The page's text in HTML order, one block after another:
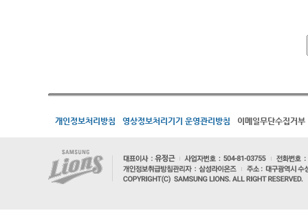
개인정보처리방침 영상정보처리기기 운영관리방침 이메일무단수집거부